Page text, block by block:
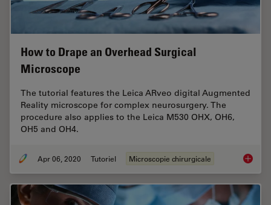
How to Drape an Overhead Surgical
Microscope
The tutorial features the Leica ARveo digital Augmented
Reality microscope for complex neurosurgery. The
procedure also applies to the Leica M530 OHX, OH6,
OH5 and OH4.
Apr 06, 2020 Tutoriel Microscopie chirurgicale How to